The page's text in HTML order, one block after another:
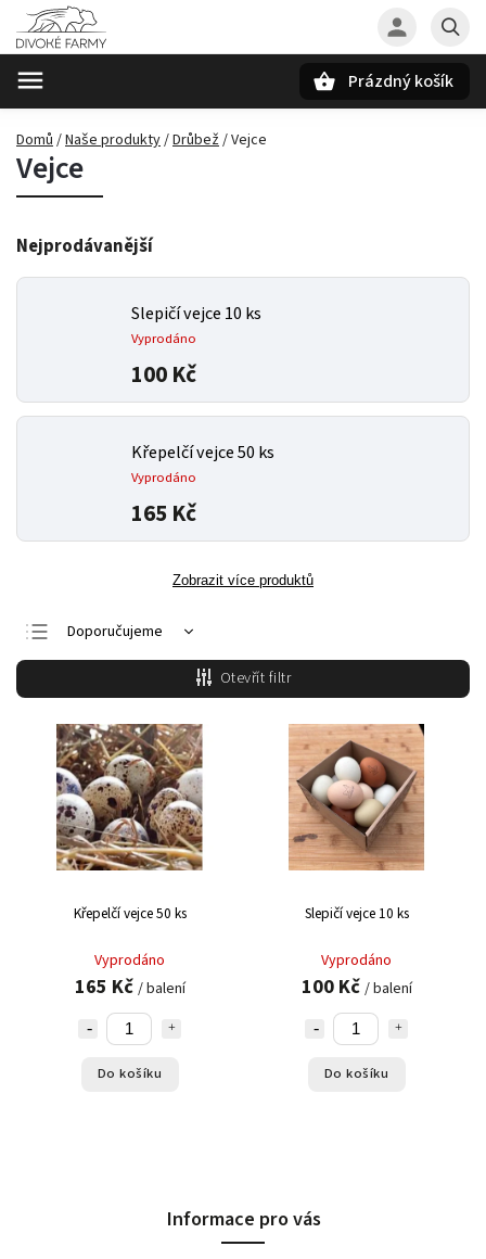
Prázdný košík
Domů/Naše produkty/Drůbež/Vejce
Vejce
Nejprodávanější
Slepičí vejce 10 ks
Vyprodáno
100 Kč
Křepelčí vejce 50 ks
Vyprodáno
165 Kč
Zobrazit více produktů
Doporučujeme
Nejlevnější
Nejdražší
Nejprodávanější
Abecedně
Otevřít filtr
Křepelčí vejce 50 ks
Vyprodáno
165 Kč / balení
Do košíku
Slepičí vejce 10 ks
Vyprodáno
100 Kč / balení
Do košíku
Informace pro vás